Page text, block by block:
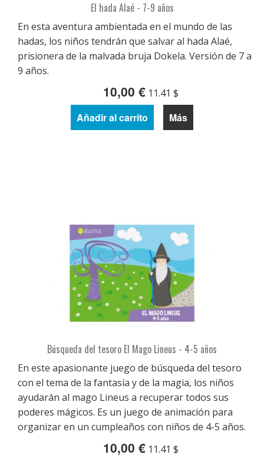
El hada Alaé - 7-9 años
En esta aventura ambientada en el mundo de las
hadas, los niños tendrán que salvar al hada Alaé,
prisionera de la malvada bruja Dokela. Versión de 7 a
9 años.
10,00 € 11.41 $
Añadir al carrito Más
Búsqueda del tesoro El Mago Lineus - 4-5 años
En este apasionante juego de búsqueda del tesoro
con el tema de la fantasía y de la magia, los niños
ayudarán al mago Lineus a recuperar todos sus
poderes mágicos. Es un juego de animación para
organizar en un cumpleaños con niños de 4-5 años.
10,00 € 11.41 $